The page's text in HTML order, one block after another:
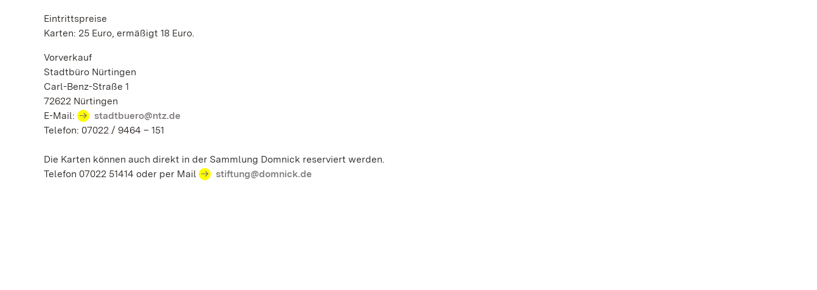
Eintrittspreise
Karten: 25 Euro, ermäßigt 18 Euro.
Vorverkauf
Stadtbüro Nürtingen
Carl-Benz-Straße 1
72622 Nürtingen
E-Mail:
stadtbuero@ntz.de
Telefon: 07022 / 9464 – 151
Die Karten können auch direkt in der Sammlung Domnick reserviert werden.
Telefon 07022 51414 oder per Mail
stiftung@domnick.de